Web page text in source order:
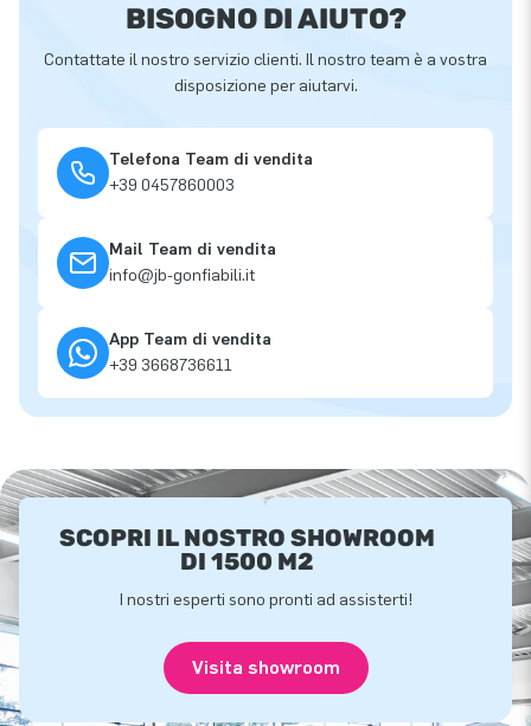
BISOGNO DI AIUTO?
Contattate il nostro servizio clienti. Il nostro team è a vostra
disposizione per aiutarvi.
Telefona Team di vendita
+39 0457860003
Mail Team di vendita
info@jb-gonfiabili.it
App Team di vendita
+39 3668736611
SCOPRI IL NOSTRO SHOWROOM
DI 1500 M2
I nostri esperti sono pronti ad assisterti!
Visita showroom